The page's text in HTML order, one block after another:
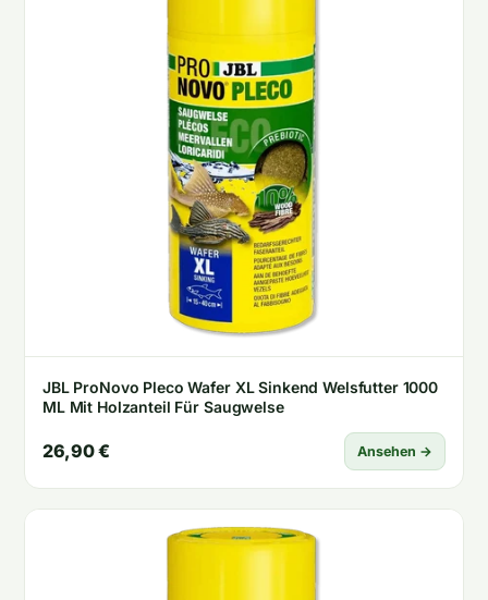
JBL ProNovo Pleco Wafer XL Sinkend Welsfutter 1000
ML Mit Holzanteil Für Saugwelse
26,90 € Ansehen →